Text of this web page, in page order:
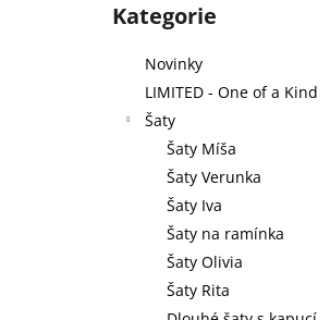
Přeskočit
kategorie
Kategorie
Novinky
LIMITED - One of a Kind
Šaty
Šaty Míša
Šaty Verunka
Šaty Iva
Šaty na ramínka
Šaty Olivia
Šaty Rita